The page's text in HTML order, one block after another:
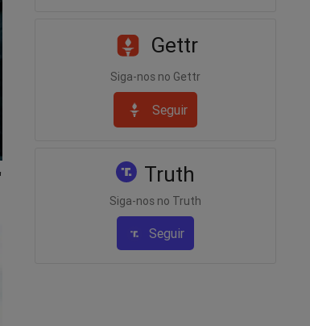
Gettr
Siga-nos no Gettr
Seguir
Truth
Siga-nos no Truth
Seguir